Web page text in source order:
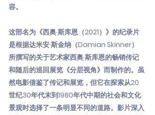
容。
这部名为《西奥·斯库恩（2021）》的纪录片
是根据达米安·斯金纳（Damian Skinner）
所撰写的关于艺术家西奥·斯库恩的畅销传记
和随后的巡回展览《分层视角》而制作的。虽
然电影借鉴了传记和展览，但它在探索从20
世纪30年代末到1980年代中期的社会和文化
景观时选择了一条明显不同的道路。影片深入